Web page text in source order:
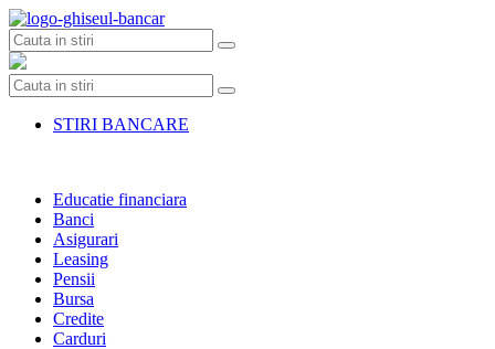
Skip
to
content
STIRI BANCARE
Educatie financiara
Banci
Asigurari
Leasing
Pensii
Bursa
Credite
Carduri